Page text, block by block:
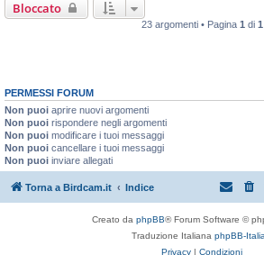
Bloccato
23 argomenti • Pagina 1 di 1
PERMESSI FORUM
Non puoi aprire nuovi argomenti
Non puoi rispondere negli argomenti
Non puoi modificare i tuoi messaggi
Non puoi cancellare i tuoi messaggi
Non puoi inviare allegati
Torna a Birdcam.it Indice
Creato da phpBB® Forum Software ©
Traduzione Italiana phpBB-
Privacy | Condizioni